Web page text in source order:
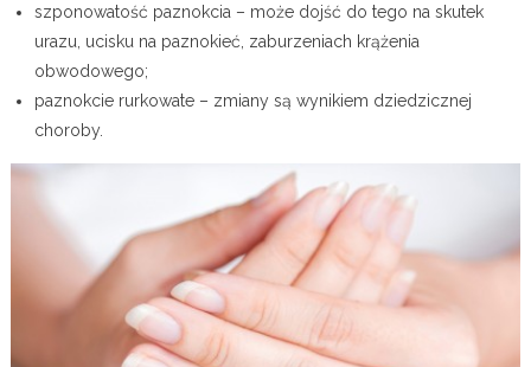
szponowatość paznokcia – może dojść do tego na skutek
urazu, ucisku na paznokieć, zaburzeniach krążenia
obwodowego;
paznokcie rurkowate – zmiany są wynikiem dziedzicznej
choroby.